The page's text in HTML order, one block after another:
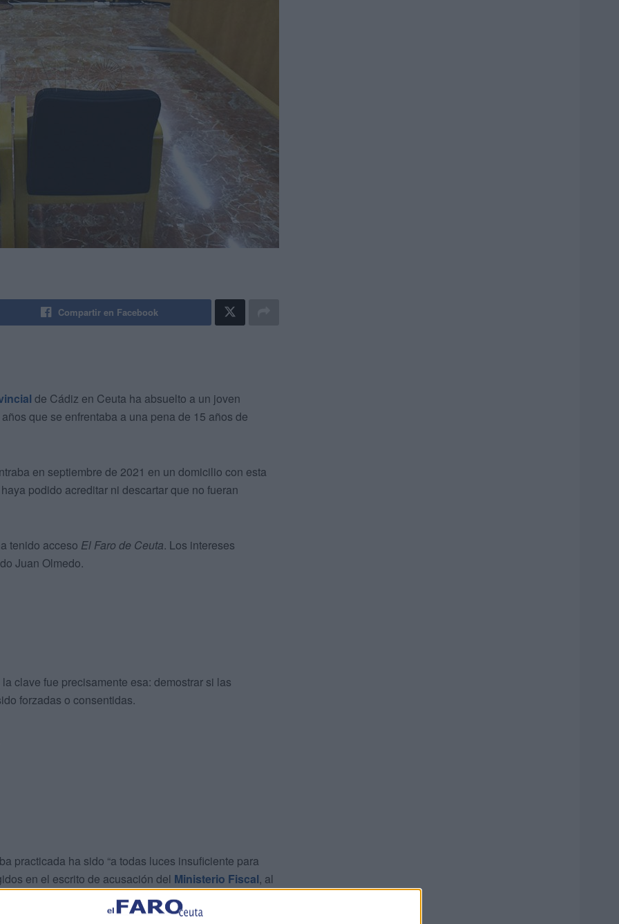
Compartir en Facebook
de Cádiz en Ceuta ha absuelto a un joven
que se enfrentaba a una pena de 15 años de
en septiembre de 2021 en un domicilio con esta
podido acreditar ni descartar que no fueran
tenido acceso El Faro de Ceuta. Los intereses
Juan Olmedo.
clave fue precisamente esa: demostrar si las
forzadas o consentidas.
practicada ha sido “a todas luces insuficiente para
en el escrito de acusación del Ministerio Fiscal, al
el campo del Derecho Penal, en donde, como es
por muy vehementes que sean”.